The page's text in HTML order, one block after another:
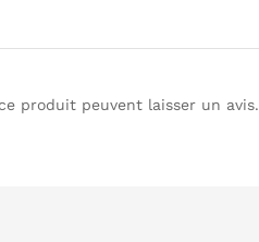
produit peuvent laisser un avis.